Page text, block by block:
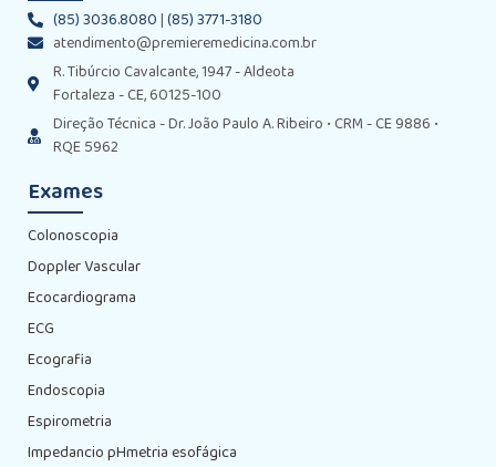
(85) 3036.8080|(85) 3771-3180
atendimento@premieremedicina.com.br
R. Tibúrcio Cavalcante, 1947 - Aldeota
Fortaleza - CE, 60125-100
Direção Técnica - Dr. João Paulo A. Ribeiro • CRM - CE 9886 •
RQE 5962
Exames
Colonoscopia
Doppler Vascular
Ecocardiograma
ECG
Ecografia
Endoscopia
Espirometria
Impedancio pHmetria esofágica